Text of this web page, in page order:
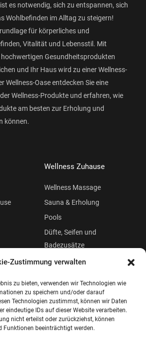
Zustimmung verwalten
zu bieten, verwenden wir Technologien wie
zu speichern und/oder darauf
Technologien zustimmst, können wir Daten
eindeutige IDs auf dieser Website verarbeiten.
nicht erteilst oder zurückziehst, können
Funktionen beeinträchtigt werden.
es notwendig, sich zu entspannen, sich
Wohlbefinden im Alltag zu steigern!
für körperliches und
Vitalität und Lebensstil. Mit
Gesundheitsprodukten
und Ihr Haus wird zu einer Wellness-
Wellness-Oase entdecken Sie eine
Wellness-Produkte und erfahren, wie
am besten zur Erholung und
können.
Wellness Zuhause
Wellness Massage
Sauna & Erholung
Pools
Düfte, Seifen und
Badezusätze
Beauty